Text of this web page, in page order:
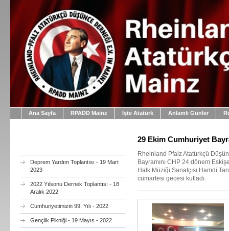
Ana Sayfa RPADD Mainz İşte Atatürk Anlamlı Günler
Deprem Yardım Toplantısı - 19 Mart
2023
2022 Yılsonu Dernek Toplantısı - 18
Aralık 2022
Cumhuriyetimizin 99. Yılı - 2022
Gençlik Pikniği - 19 Mayıs - 2022
29 Ekim Cumhuriyet
Rheinland Pfalz Atatürkçü
Bayramını CHP 24.dönem
Halk Müziği Sanatçısı Hamdi
cumartesi gecesi kutladı.